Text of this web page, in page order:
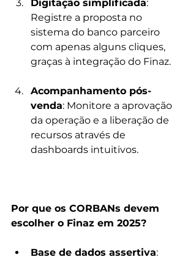
Digitação simplificada:
Registre a proposta no
sistema do banco parceiro
com apenas alguns cliques,
graças à integração do Finaz.
Acompanhamento pós-
venda: Monitore a aprovação
da operação e a liberação de
recursos através de
dashboards intuitivos.
Por que os CORBANs devem
escolher o Finaz em 2025?
Base de dados assertiva: